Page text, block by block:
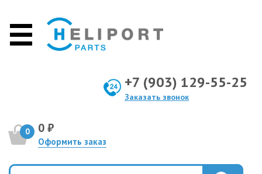
+7 (903) 129-55-25
Заказать звонок
0 0 ₽
Оформить заказ